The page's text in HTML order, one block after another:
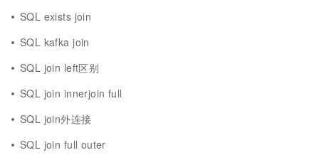
SQL exists join
SQL kafka join
SQL join left区别
SQL join innerjoin full
SQL join外连接
SQL join full outer